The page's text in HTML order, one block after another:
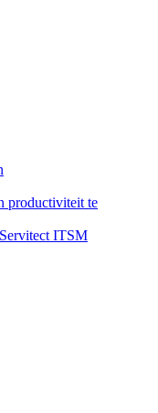
productiviteit te
ITSM